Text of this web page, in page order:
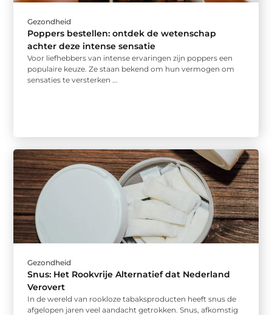
Gezondheid
Poppers bestellen: ontdek de wetenschap
achter deze intense sensatie
Voor liefhebbers van intense ervaringen zijn poppers een
populaire keuze. Ze staan bekend om hun vermogen om
sensaties te versterken ...
Gezondheid
Snus: Het Rookvrije Alternatief dat Nederland
Verovert
In de wereld van rookloze tabaksproducten heeft snus de
afgelopen jaren veel aandacht getrokken. Snus, afkomstig